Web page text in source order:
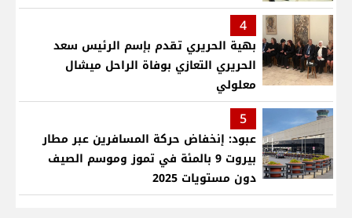
4
بهية الحريري تقدم بإسم الرئيس سعد
الحريري التعازي بوفاة الراحل ميشال
معلولي
5
عبود: إنخفاض حركة المسافرين عبر مطار
بيروت 9 بالمئة في تموز وموسم الصيف
دون مستويات 2025